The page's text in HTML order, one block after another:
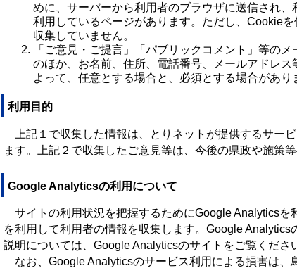
めに、サーバーから利用者のブラウザに送信され
利用しているページがあります。ただし、Cookie
収集していません。
「ご意見・ご提言」「パブリックコメント」等の
のほか、お名前、住所、電話番号、メールアドレ
よって、任意とする場合と、必須とする場合があり
利用目的
上記１で収集した情報は、とりネットが提供するサー
ます。上記２で収集したご意見等は、今後の県政や施策
Google Analyticsの利用について
サイトの利用状況を把握するためにGoogle Analyticsを
を利用して利用者の情報を収集します。Google
説明については、Google Analyticsのサイトをご覧くださ
なお、Google Analyticsのサービス利用による損害は、